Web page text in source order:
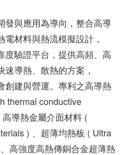
發與應用為導向，整合高導
材料與熱流模擬設計，
度驗證平台，提供高頻、高
導熱、散熱的方案，
創建與營運。專利之高導熱
thermal conductive
導熱金屬介面材料 (
) 、超薄均熱板 ( Ultra
高強度高熱傳銅合金超薄熱